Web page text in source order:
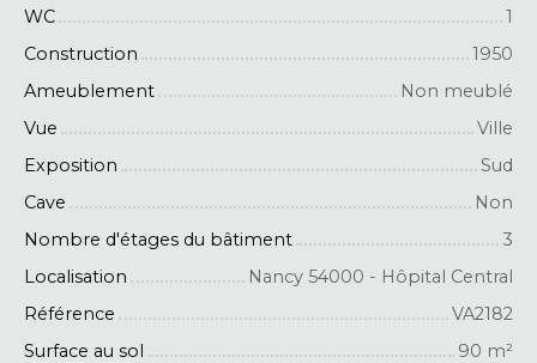
WC
1
Construction
1950
Ameublement
Non meublé
Vue
Ville
Exposition
Sud
Cave
Non
Nombre d'étages du bâtiment
3
Localisation
Nancy 54000 - Hôpital Central
Référence
VA2182
Surface au sol
90 m²